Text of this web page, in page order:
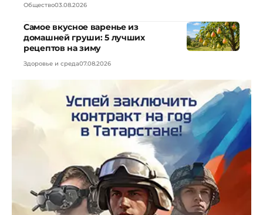
Общество03.08.2026
Самое вкусное варенье из
домашней груши: 5 лучших
рецептов на зиму
Здоровье и среда07.08.2026